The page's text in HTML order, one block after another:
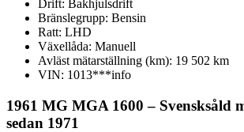
Drift: Bakhjulsdrift
Bränslegrupp: Bensin
Ratt: LHD
Växellåda: Manuell
Avläst mätarställning (km): 19 502 km
VIN: 1013***info
1961 MG MGA 1600 – Svensksåld
sedan 1971